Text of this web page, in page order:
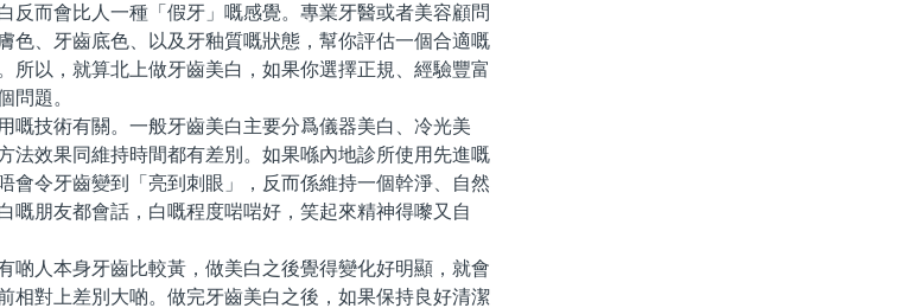
反而會比人一種「假牙」嘅感覺。專業牙醫或者美容顧問
色、牙齒底色、以及牙釉質嘅狀態，幫你評估一個合適嘅
所以，就算北上做牙齒美白，如果你選擇正規、經驗豐富
問題。
技術有關。一般牙齒美白主要分爲儀器美白、冷光美
法效果同維持時間都有差別。如果喺內地診所使用先進嘅
會令牙齒變到「亮到刺眼」，反而係維持一個幹淨、自然
嘅朋友都會話，白嘅程度啱啱好，笑起來精神得嚟又自
人本身牙齒比較黃，做美白之後覺得變化好明顯，就會
相對上差別大啲。做完牙齒美白之後，如果保持良好清潔